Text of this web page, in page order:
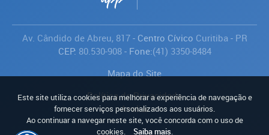
Av. Cândido de Abreu, 817- Centro Cívico Curitiba - PR
CEP: 80.530-908- Fone:(41) 3350-8484
Mapa do Site
Política de Privacidade
Avaliar
Este site utiliza cookies para melhorar a experiência de navegação e
fornecer serviços personalizados aos usuários.
Ao continuar a navegar neste site, você concorda com o uso de
cookies.
Saiba mais.